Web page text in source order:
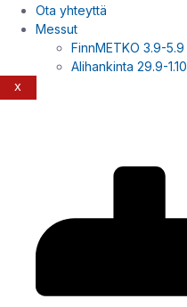
Ota yhteyttä
Messut
FinnMETKO 3.9-5.9
Alihankinta 29.9-1.10
X